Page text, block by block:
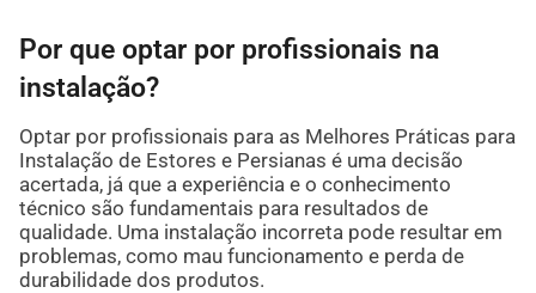
Por que optar por profissionais na
instalação?
Optar por profissionais para as Melhores Práticas para
Instalação de Estores e Persianas é uma decisão
acertada, já que a experiência e o conhecimento
técnico são fundamentais para resultados de
qualidade. Uma instalação incorreta pode resultar em
problemas, como mau funcionamento e perda de
durabilidade dos produtos.